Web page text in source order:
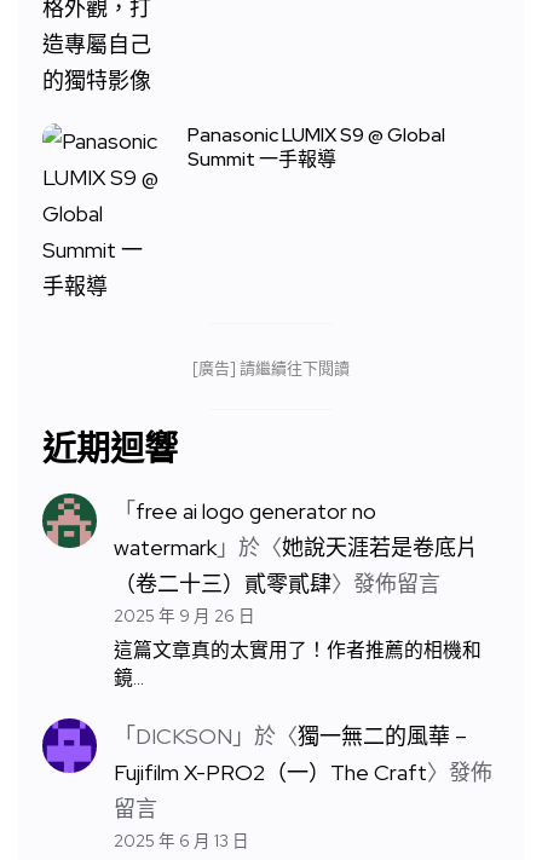
Panasonic LUMIX S9 @ Global
Summit 一手報導
[廣告] 請繼續往下閱讀
近期迴響
「free ai logo generator no
watermark」於〈她說天涯若是卷底片
（卷二十三）貳零貳肆〉發佈留言
2025 年 9 月 26 日
這篇文章真的太實用了！作者推薦的相機和
鏡…
「DICKSON 」於〈獨一無二的風華 –
Fujifilm X-PRO2（一）The Craft〉發佈
留言
2025 年 6 月 13 日